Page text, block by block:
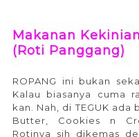
Makanan
(Roti Panggang)
ROPANG ini bukan
Kalau biasanya cuma
kan. Nah, di TEGUK
Butter, Cookies n
Rotinya sih dikemas